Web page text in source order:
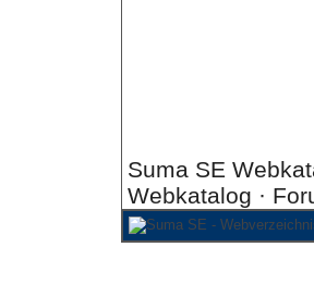
Suma SE
Webkatalog ·